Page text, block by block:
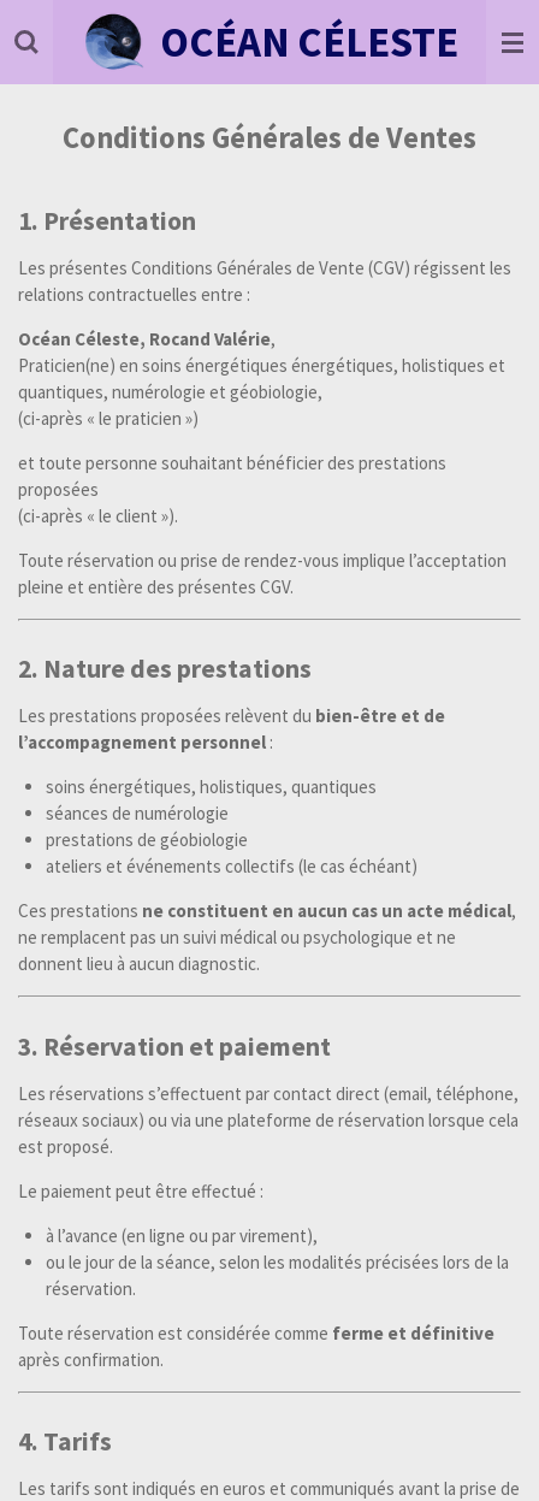
au
OCÉAN CÉLESTE
Conditions Générales de Ventes
1. Présentation
Les présentes Conditions Générales de Vente (CGV) régissent les
relations contractuelles entre :
Océan Céleste, Rocand Valérie,
Praticien(ne) en soins énergétiques énergétiques, holistiques et
quantiques, numérologie et géobiologie,
(ci-après « le praticien »)
et toute personne souhaitant bénéficier des prestations
proposées
(ci-après « le client »).
Toute réservation ou prise de rendez-vous implique l’acceptation
pleine et entière des présentes CGV.
2. Nature des prestations
Les prestations proposées relèvent du bien-être et de
l’accompagnement personnel :
soins énergétiques, holistiques, quantiques
séances de numérologie
prestations de géobiologie
ateliers et événements collectifs (le cas échéant)
Ces prestations ne constituent en aucun cas un acte médical,
ne remplacent pas un suivi médical ou psychologique et ne
donnent lieu à aucun diagnostic.
3. Réservation et paiement
Les réservations s’effectuent par contact direct (email, téléphone,
réseaux sociaux) ou via une plateforme de réservation lorsque cela
est proposé.
Le paiement peut être effectué :
à l’avance (en ligne ou par virement),
ou le jour de la séance, selon les modalités précisées lors de la
réservation.
Toute réservation est considérée comme ferme et définitive
après confirmation.
4. Tarifs
Les tarifs sont indiqués en euros et communiqués avant la prise de